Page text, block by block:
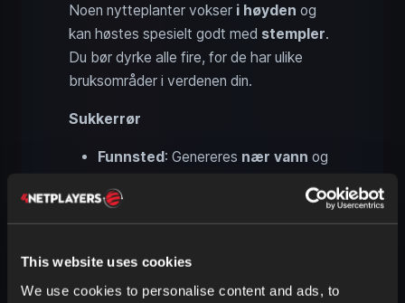
This website uses cookies
We use cookies to personalise content and ads, to
Noen nytteplanter vokser i høyden og
kan høstes spesielt godt med stempler.
Du bør dyrke alle fire, for de har ulike
bruksområder i verdenen din.
Sukkerrør
Funnsted: Genereres nær vann og
ved siden av
Bruk: Du kan selvsagt lagesukker,
Bambus